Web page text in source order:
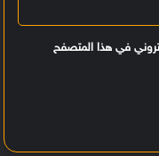
في هذا المتصفح